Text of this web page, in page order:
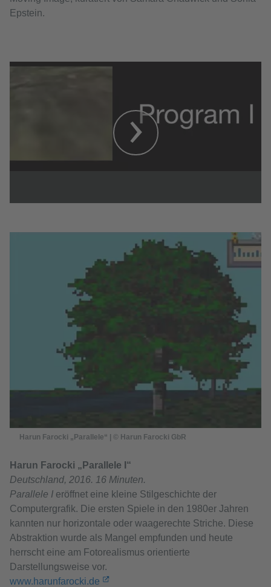
Epstein.
Harun Farocki „Parallele“ | © Harun Farocki GbR
Harun Farocki „Parallele I“
Deutschland, 2016. 16 Minuten.
Parallele I eröffnet eine kleine Stilgeschichte der
Computergrafik. Die ersten Spiele in den 1980er Jahren
kannten nur horizontale oder waagerechte Striche. Diese
Abstraktion wurde als Mangel empfunden und heute
herrscht eine am Fotorealismus orientierte
Darstellungsweise vor.
www.harunfarocki.de